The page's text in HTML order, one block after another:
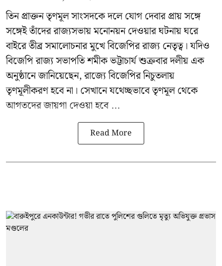
তিন প্রাক্তন তৃণমূল সাংসদকে দলে যোগ দেবার প্রায় সঙ্গে
সঙ্গেই তাঁদের রাজ্যসভায় মনোনয়ন দেওয়ার ঘটনায় ঘরে
বাইরে তীব্র সমালোচনার মুখে বিজেপির রাজ্য নেতৃত্ব। যদিও
বিজেপি রাজ্য সভাপতি শমীক ভট্টাচার্যশুক্রবার দলীয় এক
অনুষ্ঠানে জানিয়েছেন, রাজ্যে বিজেপির নিচুতলায়
তৃণমূলীকরণ হবে না। সেখানে যথেচ্ছভাবে তৃণমূল থেকে
আগতদের জায়গা দেওয়া হবে ...
Read More